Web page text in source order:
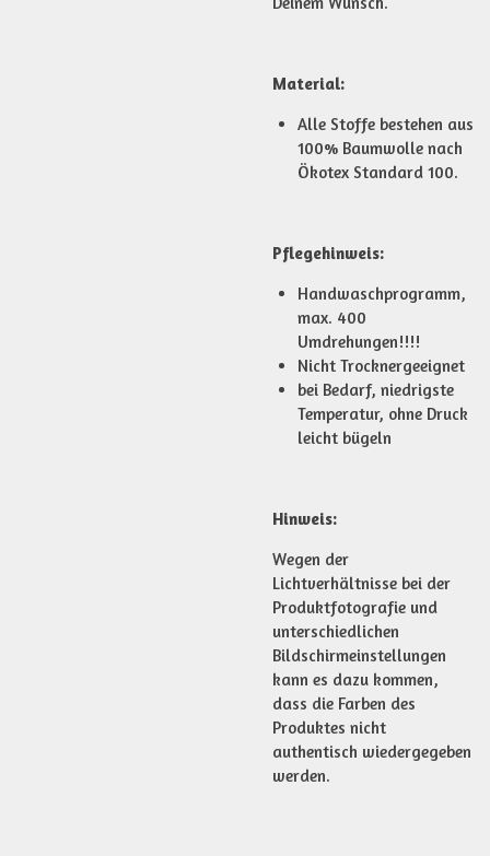
Material:
Alle Stoffe bestehen aus
100% Baumwolle nach
Ökotex Standard 100.
Pflegehinweis:
Handwaschprogramm,
max. 400
Umdrehungen!!!!
Nicht Trocknergeeignet
bei Bedarf, niedrigste
Temperatur, ohne Druck
leicht bügeln
Hinweis:
Wegen der
Lichtverhältnisse bei der
Produktfotografie und
unterschiedlichen
Bildschirmeinstellungen
kann es dazu kommen,
dass die Farben des
Produktes nicht
authentisch wiedergegeben
werden.